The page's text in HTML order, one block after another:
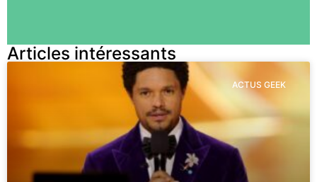
Articles intéressants
ACTUS GEEK